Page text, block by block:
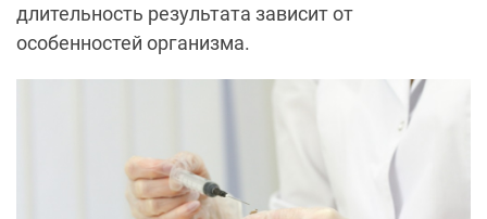
длительность результата зависит от
особенностей организма.